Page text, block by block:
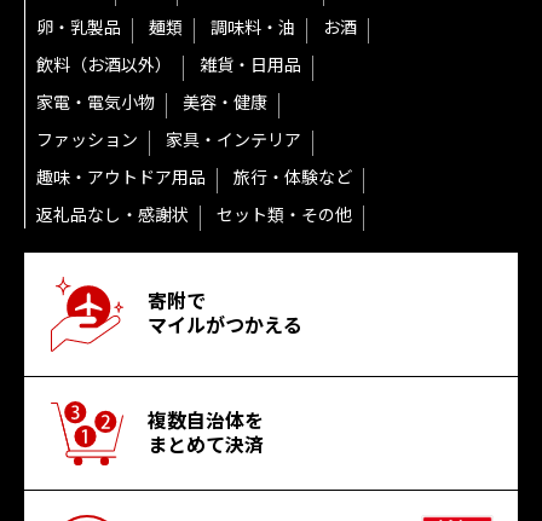
卵・乳製品
麺類 調味料・油
お酒
飲料（お酒以外）
雑貨・日用品
家電・電気小物
美容・健康
ファッション
家具・インテリア
趣味・アウトドア用品
旅行・体験など
返礼品なし・感謝状
セット類・その他
寄附で
マイルがつかえる
複数自治体を
まとめて決済